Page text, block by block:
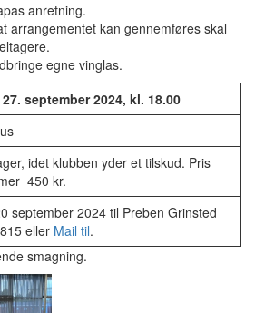
anretning.
arrangementet kan gennemføres skal
egne vinglas.
september 2024, kl. 18.00
idet klubben yder et tilskud. Pris
450 kr.
september 2024 til Preben Grinsted
eller Mail til.
smagning.